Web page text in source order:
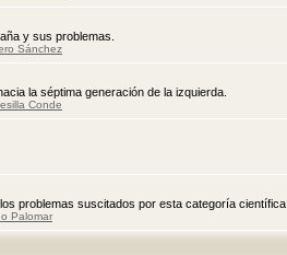
y sus problemas.
Sánchez
la séptima generación de la izquierda.
Conde
problemas suscitados por esta categoría científica
Palomar